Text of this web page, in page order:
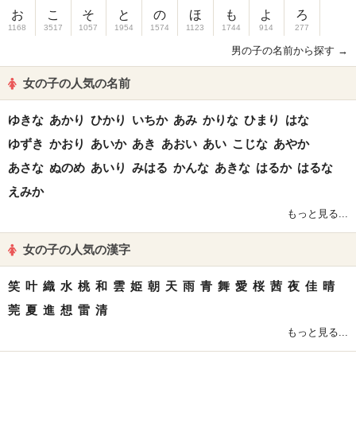
お
1168
こ
3517
そ
1057
と
1954
の
1574
ほ
1123
も
1744
よ
914
ろ
277
男の子の名前から探す →
女の子の人気の名前
ゆきな あかり ひかり いちか あみ かりな ひまり
はな
ゆずき かおり あいか あき あおい あい こじな あやか
あさな ぬのめ あいり みはる かんな あきな はるか はるな
えみか
もっと見る...
女の子の人気の漢字
笑 叶 織 水 桃 和 雲 姫 朝 天 雨 青 舞 愛 桜 茜 夜 佳 晴
莞 夏 進 想 雷 清
もっと見る...